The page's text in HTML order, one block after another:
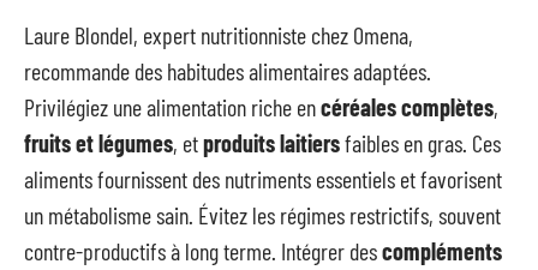
Laure Blondel, expert nutritionniste chez Omena,
recommande des habitudes alimentaires adaptées.
Privilégiez une alimentation riche encéréales complètes,
fruits et légumes, etproduits laitiersfaibles en gras. Ces
aliments fournissent des nutriments essentiels et favorisent
un métabolisme sain. Évitez les régimes restrictifs, souvent
contre-productifs à long terme. Intégrer descompléments